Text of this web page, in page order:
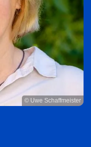
© Uwe Schaffmeister